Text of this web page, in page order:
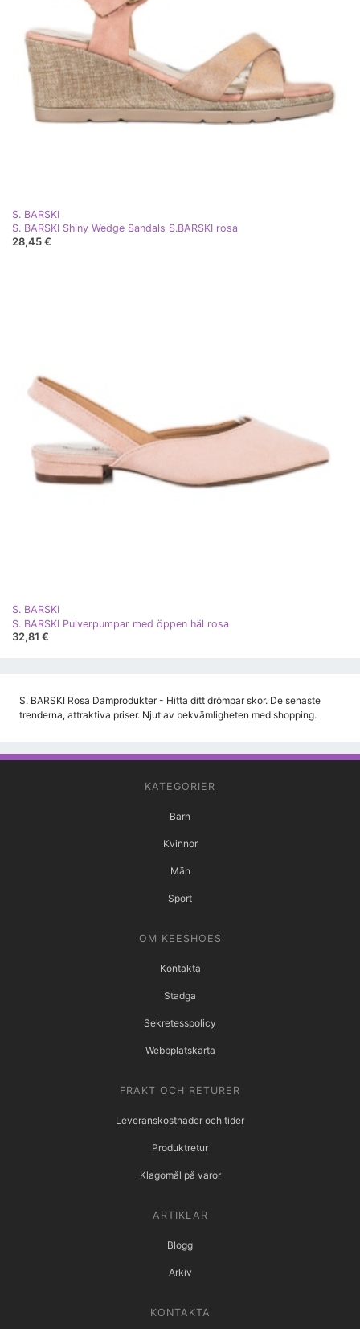
S. BARSKI
S. BARSKI Shiny Wedge Sandals S.BARSKI rosa
28,45 €
S. BARSKI
S. BARSKI Pulverpumpar med öppen häl rosa
32,81 €
S. BARSKI Rosa Damprodukter - Hitta ditt drömpar skor. De senaste
trenderna, attraktiva priser. Njut av bekvämligheten med shopping.
KATEGORIER
Barn
Kvinnor
Män
Sport
OM KEESHOES
Kontakta
Stadga
Sekretesspolicy
Webbplatskarta
FRAKT OCH RETURER
Leveranskostnader och tider
Produktretur
Klagomål på varor
ARTIKLAR
Blogg
Arkiv
KONTAKTA